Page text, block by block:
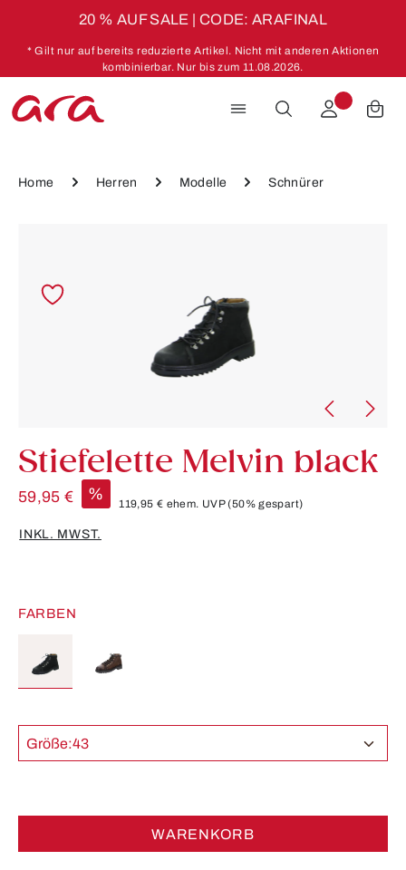
20 % AUF SALE | CODE: ARAFINAL
* Gilt nur auf bereits reduzierte Artikel. Nicht mit anderen Aktionen
kombinierbar. Nur bis zum 11.08.2026.
Home Herren Modelle Schnürer
Stiefelette Melvin black
59,95 € %
119,95 € ehem. UVP(50% gespart)
INKL. MWST.
FARBEN
Größe:43
WARENKORB